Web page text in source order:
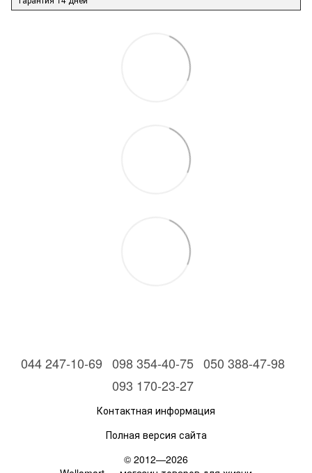
044 247-10-69 098 354-40-75 050 388-47-98
093 170-23-27
Контактная информация
Полная версия сайта
© 2012—2026